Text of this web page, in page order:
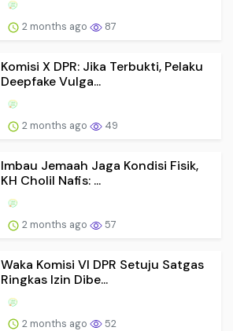
2 months ago 87
Komisi X DPR: Jika Terbukti, Pelaku
Deepfake Vulga...
2 months ago 49
Imbau Jemaah Jaga Kondisi Fisik,
KH Cholil Nafis: ...
2 months ago 57
Waka Komisi VI DPR Setuju Satgas
Ringkas Izin Dibe...
2 months ago 52